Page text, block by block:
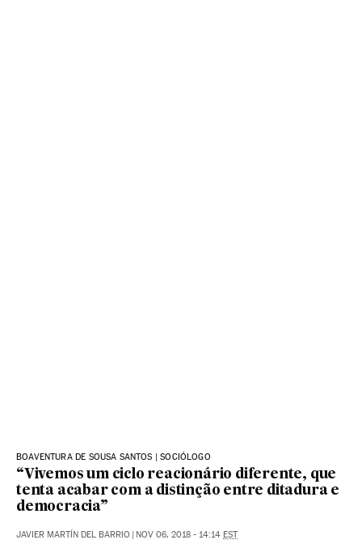
BOAVENTURA DE SOUSA SANTOS | SOCIÓLOGO
“Vivemos um ciclo reacionário diferente, que
tenta acabar com a distinção entre ditadura e
democracia”
JAVIER MARTÍN DEL BARRIO NOV 06, 2018 - 14:14 EST